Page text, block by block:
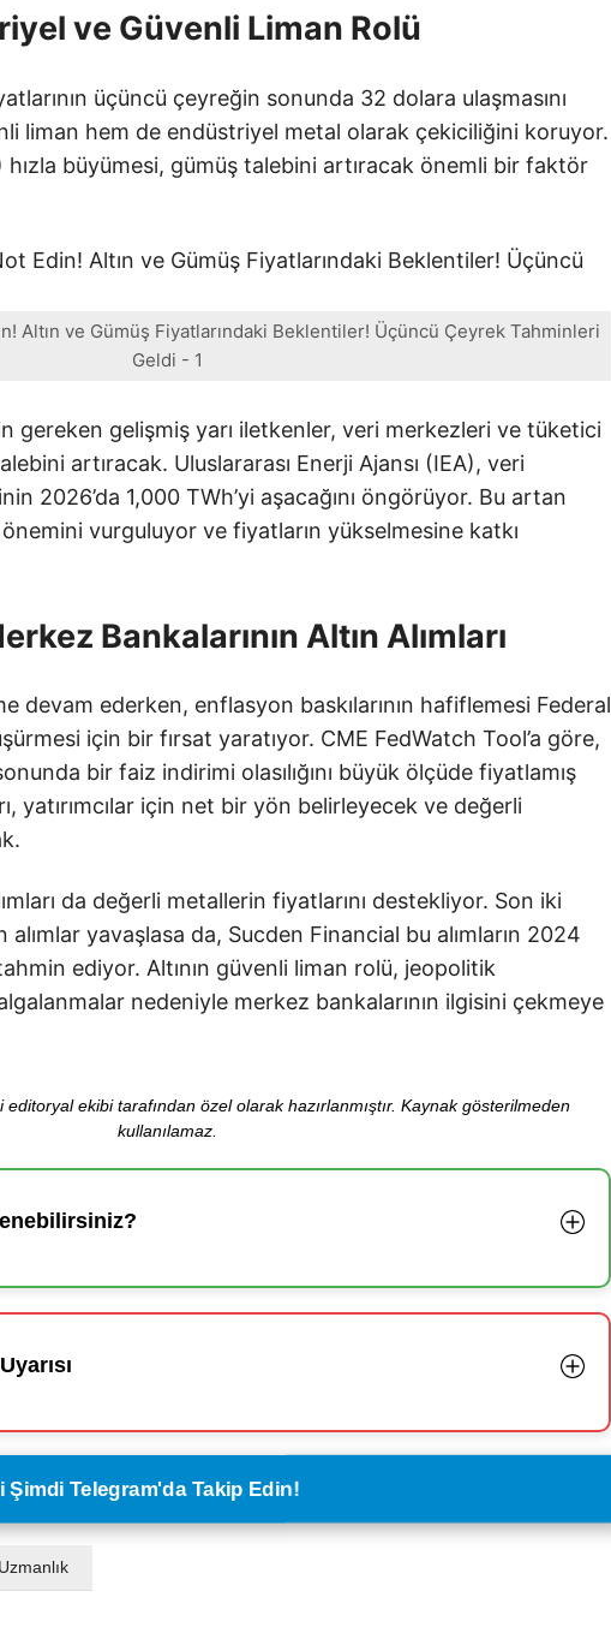
ve Güvenli Liman Rolü
üçüncü çeyreğin sonunda 32 dolara ulaşmasını
liman hem de endüstriyel metal olarak çekiciliğini koruyor.
hızla büyümesi, gümüş talebini artıracak önemli bir faktör
Altın ve Gümüş Fiyatlarındaki Beklentiler! Üçüncü Çeyrek Tahminleri
Geldi - 1
gereken gelişmiş yarı iletkenler, veri merkezleri ve tüketici
artıracak. Uluslararası Enerji Ajansı (IEA), veri
2026’da 1,000 TWh’yi aşacağını öngörüyor. Bu artan
vurguluyor ve fiyatların yükselmesine katkı
Bankalarının Altın Alımları
devam ederken, enflasyon baskılarının hafiflemesi Federal
için bir fırsat yaratıyor. CME FedWatch Tool’a göre,
bir faiz indirimi olasılığını büyük ölçüde fiyatlamış
yatırımcılar için net bir yön belirleyecek ve değerli
da değerli metallerin fiyatlarını destekliyor. Son iki
alımlar yavaşlasa da, Sucden Financial bu alımların 2024
ediyor. Altının güvenli liman rolü, jeopolitik
nedeniyle merkez bankalarının ilgisini çekmeye
ekibi tarafından özel olarak hazırlanmıştır. Kaynak gösterilmeden
kullanılamaz.
Şimdi Telegram'da Takip Edin!